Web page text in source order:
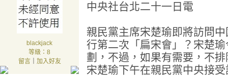
blackjack
等級：8
留言｜ 加入好友
中央社台北二十一日電
親民黨主席宋楚瑜即將訪問
行第二次「扁宋會」？宋楚
劃，不過，如果有需要，不
宋楚瑜下午在親民黨中央接